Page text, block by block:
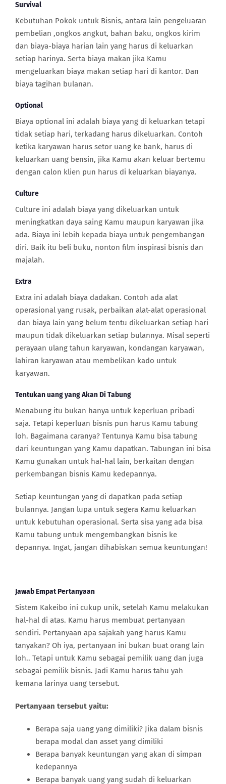
Survival
Kebutuhan Pokok untuk Bisnis, antara lain pengeluaran
pembelian ,ongkos angkut, bahan baku, ongkos kirim
dan biaya-biaya harian lain yang harus di keluarkan
setiap harinya. Serta biaya makan jika Kamu
mengeluarkan biaya makan setiap hari di kantor. Dan
biaya tagihan bulanan.
Optional
Biaya optional ini adalah biaya yang di keluarkan tetapi
tidak setiap hari, terkadang harus dikeluarkan. Contoh
ketika karyawan harus setor uang ke bank, harus di
keluarkan uang bensin, jika Kamu akan keluar bertemu
dengan calon klien pun harus di keluarkan biayanya.
Culture
Culture ini adalah biaya yang dikeluarkan untuk
meningkatkan daya saing Kamu maupun karyawan jika
ada. Biaya ini lebih kepada biaya untuk pengembangan
diri. Baik itu beli buku, nonton film inspirasi bisnis dan
majalah.
Extra
Extra ini adalah biaya dadakan. Contoh ada alat
operasional yang rusak, perbaikan alat-alat operasional
dan biaya lain yang belum tentu dikeluarkan setiap hari
maupun tidak dikeluarkan setiap bulannya. Misal seperti
perayaan ulang tahun karyawan, kondangan karyawan,
lahiran karyawan atau membelikan kado untuk
karyawan.
Tentukan uang yang Akan Di Tabung
Menabung itu bukan hanya untuk keperluan pribadi
saja. Tetapi keperluan bisnis pun harus Kamu tabung
loh. Bagaimana caranya? Tentunya Kamu bisa tabung
dari keuntungan yang Kamu dapatkan. Tabungan ini bisa
Kamu gunakan untuk hal-hal lain, berkaitan dengan
perkembangan bisnis Kamu kedepannya.
Setiap keuntungan yang di dapatkan pada setiap
bulannya. Jangan lupa untuk segera Kamu keluarkan
untuk kebutuhan operasional. Serta sisa yang ada bisa
Kamu tabung untuk mengembangkan bisnis ke
depannya. Ingat, jangan dihabiskan semua keuntungan!
Jawab Empat Pertanyaan
Sistem Kakeibo ini cukup unik, setelah Kamu melakukan
hal-hal di atas. Kamu harus membuat pertanyaan
sendiri. Pertanyaan apa sajakah yang harus Kamu
tanyakan? Oh iya, pertanyaan ini bukan buat orang lain
loh.. Tetapi untuk Kamu sebagai pemilik uang dan juga
sebagai pemilik bisnis. Jadi Kamu harus tahu yah
kemana larinya uang tersebut.
Pertanyaan tersebut yaitu:
Berapa saja uang yang dimiliki? Jika dalam bisnis
berapa modal dan asset yang dimiliki
Berapa banyak keuntungan yang akan di simpan
kedepannya
Berapa banyak uang yang sudah di keluarkan